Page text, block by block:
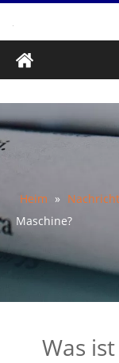
Heim »
Maschine?
Was